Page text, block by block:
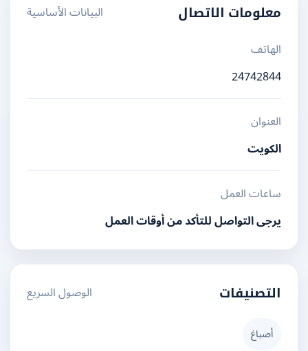
معلومات الاتصال
البيانات الأساسية
الهاتف
24742844
العنوان
الكويت
ساعات العمل
يرجى التواصل للتأكد من أوقات العمل
التصنيفات الوصول السريع